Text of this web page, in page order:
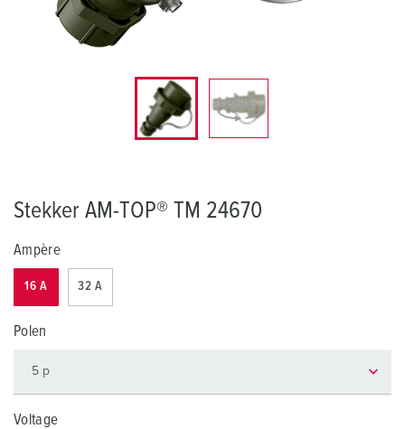
Stekker AM-TOP® TM 24670
Ampère
16 A 32 A
Polen
Voltage